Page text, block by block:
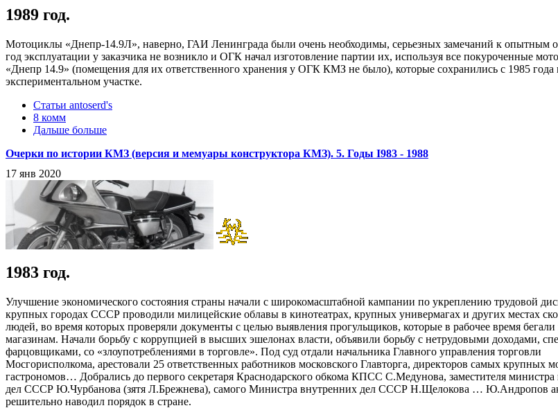
1989 год.
Мотоциклы «Днепр-14.9Л», наверно, ГАИ Ленинграда были очень необходимы, серьезных замечаний к опытным
год эксплуатации у заказчика не возникло и ОГК начал изготовление партии их, используя все покуроченные
«Днепр 14.9» (помещения для их ответственного хранения у ОГК КМЗ не было), которые сохранились с 1985 года
экспериментальном участке.
Статьи antoserd's
8 комм
Дальше больше
Очерки по истории КМЗ (версия и мемуары конструктора КМЗ). 5. Годы I983 - 1988
17 янв 2020
1983 год.
Улучшение экономического состояния страны начали с широкомасштабной кампании по укреплению трудовой
крупных городах СССР проводили милицейские облавы в кинотеатрах, крупных универмагах и других местах
людей, во время которых проверяли документы с целью выявления прогульщиков, которые в рабочее время бегали
магазинам. Начали борьбу с коррупцией в высших эшелонах власти, объявили борьбу с нетрудовыми доходами,
фарцовщиками, со «злоупотреблениями в торговле». Под суд отдали начальника Главного управления торговли
Мосгорисполкома, арестовали 25 ответственных работников московского Главторга, директоров самых крупных
гастрономов… Добрались до первого секретаря Краснодарского обкома КПСС С.Медунова, заместителя министра
дел СССР Ю.Чурбанова (зятя Л.Брежнева), самого Министра внутренних дел СССР Н.Щелокова … Ю.Андропов
решительно наводил порядок в стране.